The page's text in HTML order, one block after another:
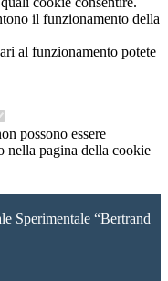
il funzionamento della
al funzionamento potete
possono essere
nella pagina della cookie
Sperimentale “Bertrand